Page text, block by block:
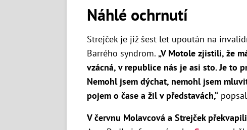
Náhlé ochrnutí
Strejček je již šest let upoután na
Barrého syndrom. „V Motole zjistili, že
vzácná, v republice nás je asi sto. Je to
Nemohl jsem dýchat, nemohl jsem
pojem o čase a žil v představách,“
V červnu Molavcová a Strejček